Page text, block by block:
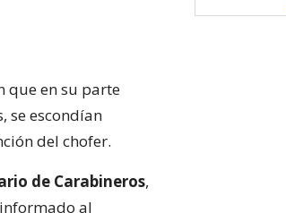
que en su parte
se escondían
del chofer.
de Carabineros,
al